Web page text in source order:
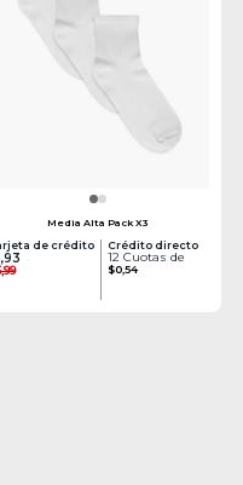
Media Alta Pack X3
de crédito Crédito directo
12 Cuotas de
$0,54